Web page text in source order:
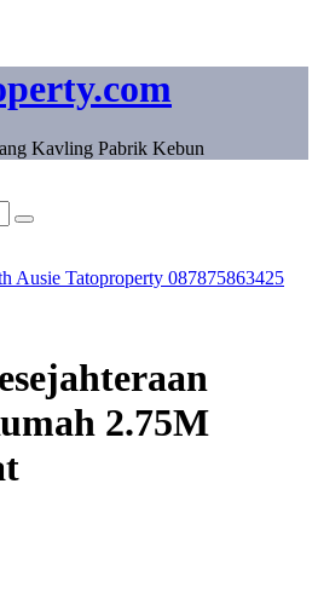
Kavling Pabrik Kebun
Ausie Tatoproperty 087875863425
2.75M